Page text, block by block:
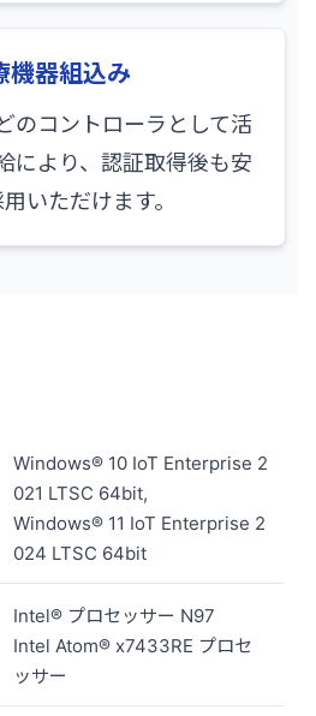
機器組込み
のコントローラとして活
により、認証取得後も安
いただけます。
Windows® 10 IoT Enterprise 2
021 LTSC 64bit,
Windows® 11 IoT Enterprise 2
024 LTSC 64bit
Intel® プロセッサー N97
Intel Atom® x7433RE プロセ
ッサー